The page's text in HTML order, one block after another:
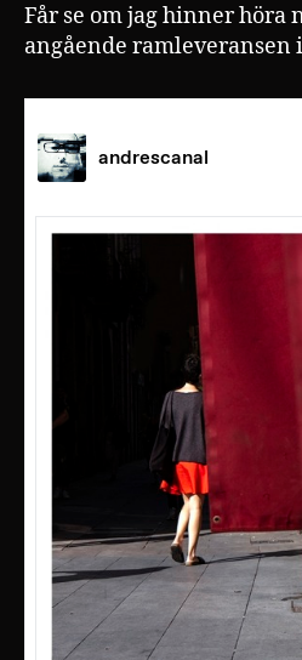
Får se om jag hinner höra
angående ramleveransen